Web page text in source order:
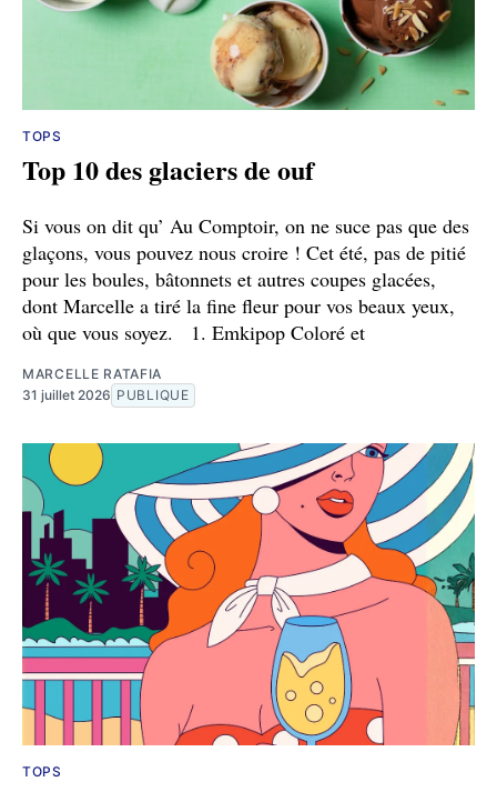
TOPS
Top 10 des glaciers de ouf
Si vous on dit qu’ Au Comptoir, on ne suce pas que des
glaçons, vous pouvez nous croire ! Cet été, pas de pitié
pour les boules, bâtonnets et autres coupes glacées,
dont Marcelle a tiré la fine fleur pour vos beaux yeux,
où que vous soyez. 1. Emkipop Coloré et
MARCELLE RATAFIA
31 juillet 2026 PUBLIQUE
TOPS